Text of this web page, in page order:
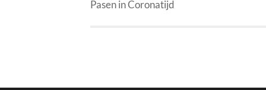
Pasen in Coronatijd